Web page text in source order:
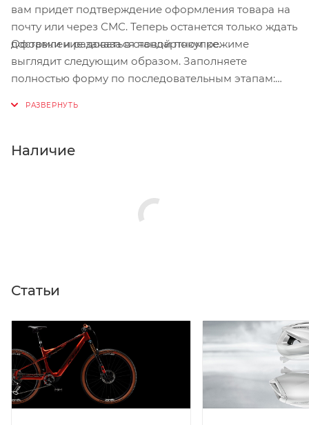
вам придет подтверждение оформления товара на
почту или через СМС. Теперь останется только ждать
доставки и радоваться новой покупке.
Оформление заказа в стандартном режиме
выглядит следующим образом. Заполняете
полностью форму по последовательным этапам:
Нажмите кнопку «Оформить заказ».
Наличие
Статьи